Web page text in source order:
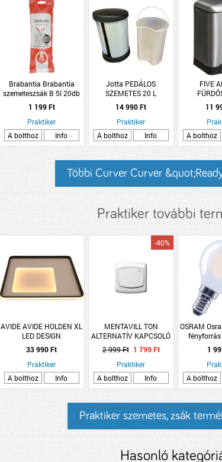
Brabantia Brabantia
szemeteszsák B 5l 20db
1 199 Ft
Praktiker
A bolthoz
Info
Jotta PEDÁLOS
SZEMETES 20 L
FÉMHATÁSÚ
14 990 Ft
Praktiker
A bolthoz
Info
FIVE
11
A bolthoz
Többi Curver Curver
Praktiker további
AVIDE AVIDE HOLDEN XL
LED DESIGN
MENNYEZETI LÁMPA
70W 4000LM 3000-
6000K IP20 RF
TÁVIRÁNYÍTÓVAL
33 990 Ft
Praktiker
A bolthoz
Info
MENTAVILL TON
ALTERNATÍV KAPCSOLÓ
FEHÉR
-40%
2 999 Ft 1 799 Ft
Praktiker
A bolthoz
Info
OSRAM
fényforrás
1055lm1
A bolthoz
Praktiker szemetes, zsák
Hasonló